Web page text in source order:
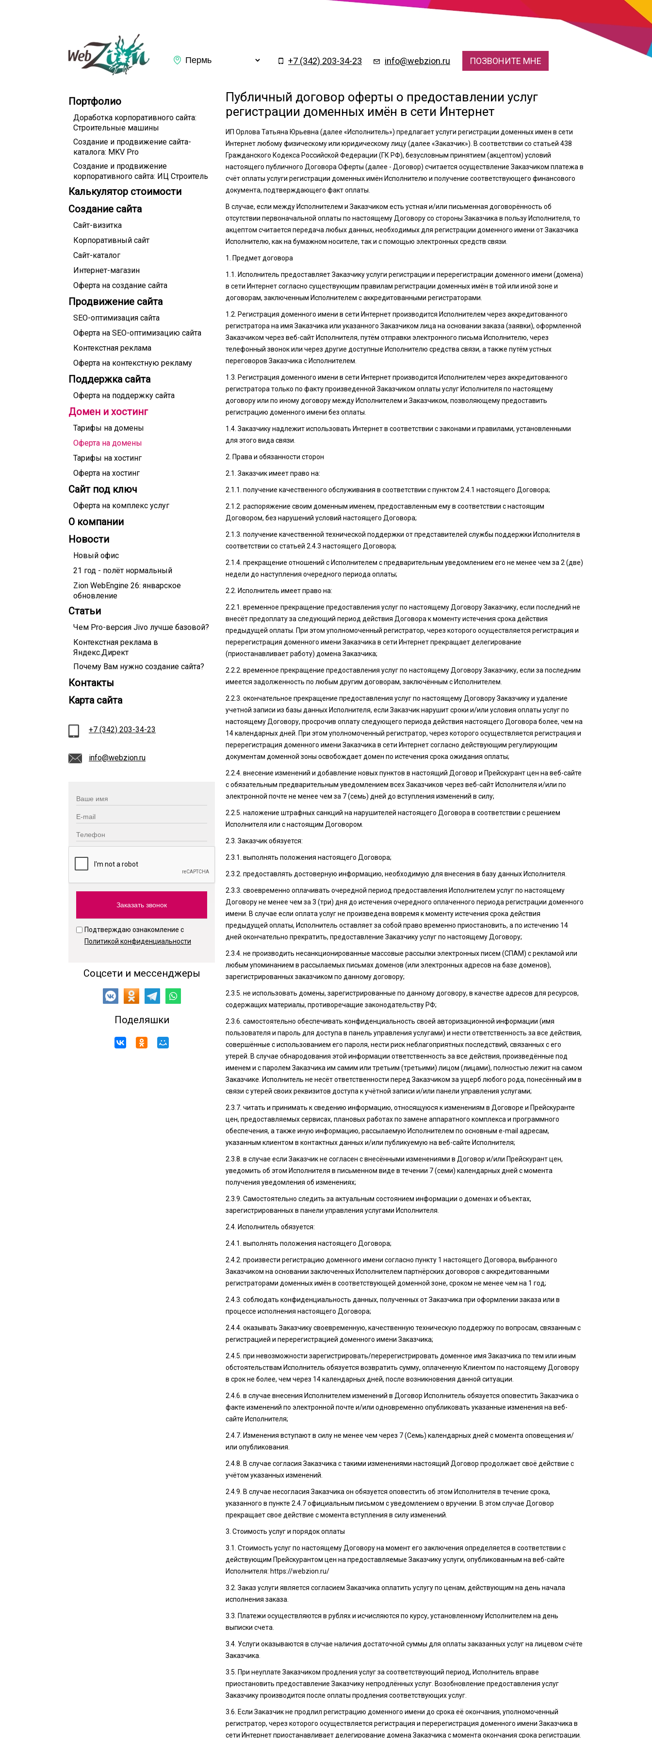
+7 (342) 203-34-23 info@webzion.ru ПОЗВОНИТЕ МНЕ
Портфолио
Доработка корпоративного сайта:
Строительные машины
Создание и продвижение сайта-
каталога: MKV Pro
Создание и продвижение
корпоративного сайта: ИЦ Строитель
Калькулятор стоимости
Создание сайта
Сайт-визитка
Корпоративный сайт
Сайт-каталог
Интернет-магазин
Оферта на создание сайта
Продвижение сайта
SEO-оптимизация сайта
Оферта на SEO-оптимизацию сайта
Контекстная реклама
Оферта на контекстную рекламу
Поддержка сайта
Оферта на поддержку сайта
Домен и хостинг
Тарифы на домены
Оферта на домены
Тарифы на хостинг
Оферта на хостинг
Сайт под ключ
Оферта на комплекс услуг
О компании
Новости
Новый офис
21 год - полёт нормальный
Zion WebEngine 26: январское
обновление
Статьи
Чем Pro-версия Jivo лучше базовой?
Контекстная реклама в
Яндекс.Директ
Почему Вам нужно создание сайта?
Контакты
Карта сайта
+7 (342) 203-34-23
info@webzion.ru
Подтверждаю ознакомление с
Политикой конфиденциальности
Соцсети и мессенджеры
Поделяшки
Публичный договор оферты о предоставлении услуг
регистрации доменных имён в сети Интернет
ИП Орлова Татьяна Юрьевна (далее «Исполнитель») предлагает услуги регистрации доменных имен в сети
Интернет любому физическому или юридическому лицу (далее «Заказчик»). В соответствии со статьей 438
Гражданского Кодекса Российской Федерации (ГК РФ), безусловным принятием (акцептом) условий
настоящего публичного Договора Оферты (далее - Договор) считается осуществление Заказчиком платежа в
счёт оплаты услуги регистрации доменных имён Исполнителю и получение соответствующего финансового
документа, подтверждающего факт оплаты.
В случае, если между Исполнителем и Заказчиком есть устная и/или письменная договорённость об
отсутствии первоначальной оплаты по настоящему Договору со стороны Заказчика в пользу Исполнителя, то
акцептом считается передача любых данных, необходимых для регистрации доменного имени от Заказчика
Исполнителю, как на бумажном носителе, так и с помощью электронных средств связи.
1. Предмет договора
1.1. Исполнитель предоставляет Заказчику услуги регистрации и перерегистрации доменного имени (домена)
в сети Интернет согласно существующим правилам регистрации доменных имён в той или иной зоне и
договорам, заключенным Исполнителем с аккредитованными регистраторами.
1.2. Регистрация доменного имени в сети Интернет производится Исполнителем через аккредитованного
регистратора на имя Заказчика или указанного Заказчиком лица на основании заказа (заявки), оформленной
Заказчиком через веб-сайт Исполнителя, путём отправки электронного письма Исполнителю, через
телефонный звонок или через другие доступные Исполнителю средства связи, а также путём устных
переговоров Заказчика с Исполнителем.
1.3. Регистрация доменного имени в сети Интернет производится Исполнителем через аккредитованного
регистратора только по факту произведенной Заказчиком оплаты услуг Исполнителя по настоящему
договору или по иному договору между Исполнителем и Заказчиком, позволяющему предоставить
регистрацию доменного имени без оплаты.
1.4. Заказчику надлежит использовать Интернет в соответствии с законами и правилами, установленными
для этого вида связи.
2. Права и обязанности сторон
2.1. Заказчик имеет право на:
2.1.1. получение качественного обслуживания в соответствии с пунктом 2.4.1 настоящего Договора;
2.1.2. распоряжение своим доменным именем, предоставленным ему в соответствии с настоящим
Договором, без нарушений условий настоящего Договора;
2.1.3. получение качественной технической поддержки от представителей службы поддержки Исполнителя в
соответствии со статьей 2.4.3 настоящего Договора;
2.1.4. прекращение отношений с Исполнителем с предварительным уведомлением его не менее чем за 2 (две)
недели до наступления очередного периода оплаты;
2.2. Исполнитель имеет право на:
2.2.1. временное прекращение предоставления услуг по настоящему Договору Заказчику, если последний не
внесёт предоплату за следующий период действия Договора к моменту истечения срока действия
предыдущей оплаты. При этом уполномоченный регистратор, через которого осуществляется регистрация и
перерегистрация доменного имени Заказчика в сети Интернет прекращает делегирование
(приостанавливает работу) домена Заказчика;
2.2.2. временное прекращение предоставления услуг по настоящему Договору Заказчику, если за последним
имеется задолженность по любым другим договорам, заключённым с Исполнителем.
2.2.3. окончательное прекращение предоставления услуг по настоящему Договору Заказчику и удаление
учетной записи из базы данных Исполнителя, если Заказчик нарушит сроки и/или условия оплаты услуг по
настоящему Договору, просрочив оплату следующего периода действия настоящего Договора более, чем на
14 календарных дней. При этом уполномоченный регистратор, через которого осуществляется регистрация и
перерегистрация доменного имени Заказчика в сети Интернет согласно действующим регулирующим
документам доменной зоны освобождает домен по истечения срока ожидания оплаты;
2.2.4. внесение изменений и добавление новых пунктов в настоящий Договор и Прейскурант цен на веб-сайте
с обязательным предварительным уведомлением всех Заказчиков через веб-сайт Исполнителя и/или по
электронной почте не менее чем за 7 (семь) дней до вступления изменений в силу;
2.2.5. наложение штрафных санкций на нарушителей настоящего Договора в соответствии с решением
Исполнителя или с настоящим Договором.
2.3. Заказчик обязуется:
2.3.1. выполнять положения настоящего Договора;
2.3.2. предоставлять достоверную информацию, необходимую для внесения в базу данных Исполнителя.
2.3.3. своевременно оплачивать очередной период предоставления Исполнителем услуг по настоящему
Договору не менее чем за 3 (три) дня до истечения очередного оплаченного периода регистрации доменного
имени. В случае если оплата услуг не произведена вовремя к моменту истечения срока действия
предыдущей оплаты, Исполнитель оставляет за собой право временно приостановить, а по истечению 14
дней окончательно прекратить, предоставление Заказчику услуг по настоящему Договору;
2.3.4. не производить несанкционированные массовые рассылки электронных писем (СПАМ) с рекламой или
любым упоминанием в рассылаемых письмах доменов (или электронных адресов на базе доменов),
зарегистрированных заказчиком по данному договору;
2.3.5. не использовать домены, зарегистрированные по данному договору, в качестве адресов для ресурсов,
содержащих материалы, противоречащие законодательству РФ;
2.3.6. самостоятельно обеспечивать конфиденциальность своей авторизационной информации (имя
пользователя и пароль для доступа в панель управления услугами) и нести ответственность за все действия,
совершённые с использованием его пароля, нести риск неблагоприятных последствий, связанных с его
утерей. В случае обнародования этой информации ответственность за все действия, произведённые под
именем и с паролем Заказчика им самим или третьим (третьими) лицом (лицами), полностью лежит на самом
Заказчике. Исполнитель не несёт ответственности перед Заказчиком за ущерб любого рода, понесённый им в
связи с утерей своих реквизитов доступа к учётной записи и/или панели управления услугами;
2.3.7. читать и принимать к сведению информацию, относящуюся к изменениям в Договоре и Прейскуранте
цен, предоставляемых сервисах, плановых работах по замене аппаратного комплекса и программного
обеспечения, а также иную информацию, рассылаемую Исполнителем по основным e-mail адресам,
указанным клиентом в контактных данных и/или публикуемую на веб-сайте Исполнителя;
2.3.8. в случае если Заказчик не согласен с внесёнными изменениями в Договор и/или Прейскурант цен,
уведомить об этом Исполнителя в письменном виде в течении 7 (семи) календарных дней с момента
получения уведомления об изменениях;
2.3.9. Самостоятельно следить за актуальным состоянием информации о доменах и объектах,
зарегистрированных в панели управления услугами Исполнителя.
2.4. Исполнитель обязуется:
2.4.1. выполнять положения настоящего Договора;
2.4.2. произвести регистрацию доменного имени согласно пункту 1 настоящего Договора, выбранного
Заказчиком на основании заключенных Исполнителем партнёрских договоров с аккредитованными
регистраторами доменных имён в соответствующей доменной зоне, сроком не менее чем на 1 год;
2.4.3. соблюдать конфиденциальность данных, полученных от Заказчика при оформлении заказа или в
процессе исполнения настоящего Договора;
2.4.4. оказывать Заказчику своевременную, качественную техническую поддержку по вопросам, связанным с
регистрацией и перерегистрацией доменного имени Заказчика;
2.4.5. при невозможности зарегистрировать/перерегистрировать доменное имя Заказчика по тем или иным
обстоятельствам Исполнитель обязуется возвратить сумму, оплаченную Клиентом по настоящему Договору
в срок не более, чем через 14 календарных дней, после возникновения данной ситуации.
2.4.6. в случае внесения Исполнителем изменений в Договор Исполнитель обязуется оповестить Заказчика о
факте изменений по электронной почте и/или одновременно опубликовать указанные изменения на веб-
сайте Исполнителя;
2.4.7. Изменения вступают в силу не менее чем через 7 (Семь) календарных дней с момента оповещения и/
или опубликования.
2.4.8. В случае согласия Заказчика с такими изменениями настоящий Договор продолжает своё действие с
учётом указанных изменений.
2.4.9. В случае несогласия Заказчика он обязуется оповестить об этом Исполнителя в течение срока,
указанного в пункте 2.4.7 официальным письмом с уведомлением о вручении. В этом случае Договор
прекращает свое действие с момента вступления в силу изменений.
3. Стоимость услуг и порядок оплаты
3.1. Стоимость услуг по настоящему Договору на момент его заключения определяется в соответствии с
действующим Прейскурантом цен на предоставляемые Заказчику услуги, опубликованным на веб-сайте
Исполнителя: https://webzion.ru/
3.2. Заказ услуги является согласием Заказчика оплатить услугу по ценам, действующим на день начала
исполнения заказа.
3.3. Платежи осуществляются в рублях и исчисляются по курсу, установленному Исполнителем на день
выписки счета.
3.4. Услуги оказываются в случае наличия достаточной суммы для оплаты заказанных услуг на лицевом счёте
Заказчика.
3.5. При неуплате Заказчиком продления услуг за соответствующий период, Исполнитель вправе
приостановить предоставление Заказчику непродлённых услуг. Возобновление предоставления услуг
Заказчику производится после оплаты продления соответствующих услуг.
3.6. Если Заказчик не продлил регистрацию доменного имени до срока её окончания, уполномоченный
регистратор, через которого осуществляется регистрация и перерегистрация доменного имени Заказчика в
сети Интернет приостанавливает делегирование домена Заказчика с момента окончания срока регистрации.
Подтверждаю
ознакомление с
Политикой